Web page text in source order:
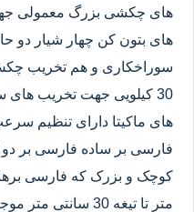
های چکشی بزرگ معمولی
های بتون کن چهار شیار دو
30 کیلویی جهت تخریب های
های ماکیتا دارای تنظیم
فارسی بر ساده فارسی بر
متر تا تیغه 30